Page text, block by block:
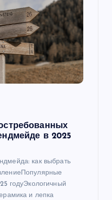
в 2025
как выбрать
годуЭкологичный
и лепка